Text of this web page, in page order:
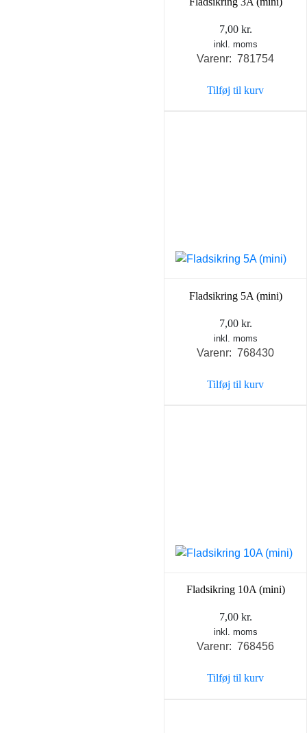
7,00 kr.
inkl. moms
Varenr: 781754
Tilføj til kurv
Fladsikring 5A (mini)
7,00 kr.
inkl. moms
Varenr: 768430
Tilføj til kurv
Fladsikring 10A (mini)
7,00 kr.
inkl. moms
Varenr: 768456
Tilføj til kurv